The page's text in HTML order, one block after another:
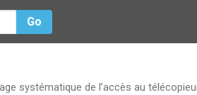
Go
systématique de l’accès au